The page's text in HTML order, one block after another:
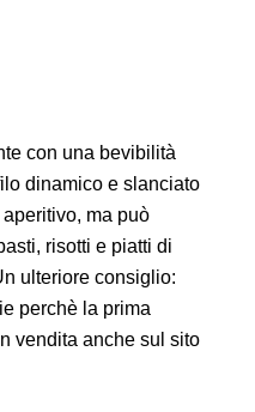
con una bevibilità
dinamico e slanciato
aperitivo, ma può
risotti e piatti di
ulteriore consiglio:
perchè la prima
vendita anche sul sito